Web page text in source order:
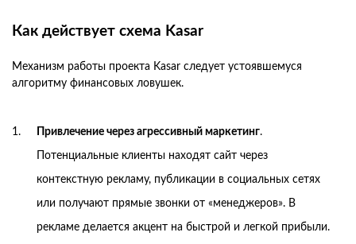
Как действует схема Kasar
Механизм работы проекта Kasar следует устоявшемуся
алгоритму финансовых ловушек.
Привлечение через агрессивный маркетинг.
Потенциальные клиенты находят сайт через
контекстную рекламу, публикации в социальных сетях
или получают прямые звонки от «менеджеров». В
рекламе делается акцент на быстрой и легкой прибыли.